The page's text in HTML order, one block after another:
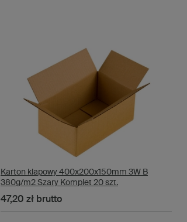
Karton klapowy 400x200x150mm 3W B
380g/m2 Szary Komplet 20 szt.
47,20 zł brutto